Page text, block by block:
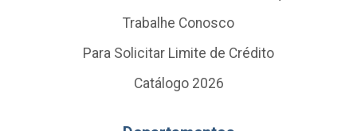
Trabalhe Conosco
Para Solicitar Limite de Crédito
Catálogo 2026